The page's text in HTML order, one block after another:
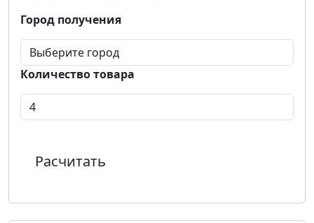
Город получения
Количество товара
Расчитать